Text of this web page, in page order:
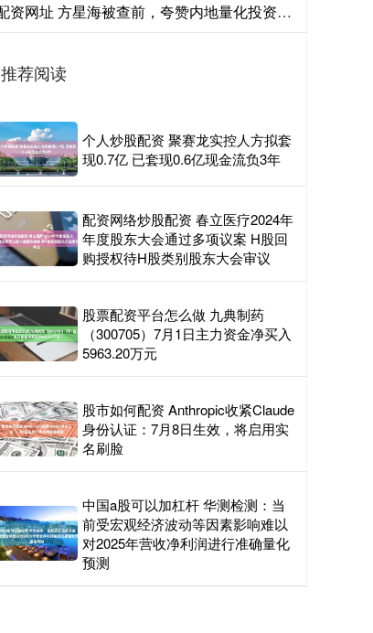
配资网址 方星海被查前，夸赞内地量化投资机构成长得很好，建议推出“中国指数” 曾任中国证监会副主席9年
推荐阅读
个人炒股配资 聚赛龙实控人方拟套
现0.7亿 已套现0.6亿现金流负3年
配资网络炒股配资 春立医疗2024年
年度股东大会通过多项议案 H股回
购授权待H股类别股东大会审议
股票配资平台怎么做 九典制药
（300705）7月1日主力资金净买入
5963.20万元
股市如何配资 Anthropic收紧Claude
身份认证：7月8日生效，将启用实
名刷脸
中国a股可以加杠杆 华测检测：当
前受宏观经济波动等因素影响难以
对2025年营收净利润进行准确量化
预测